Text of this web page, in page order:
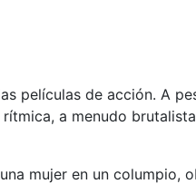
películas de acción. A
a menudo
mujer en un columpio,